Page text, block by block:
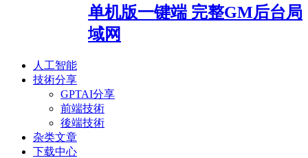
单机版一键端 完整GM后台局
域网
人工智能
技術分享
GPTAI分享
前端技術
後端技術
杂类文章
下载中心